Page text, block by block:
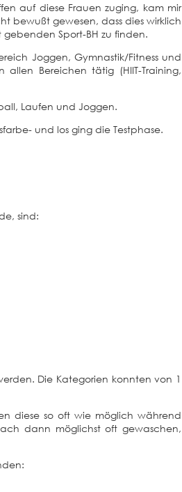
auf diese Frauen zuging, kam mir
bewußt gewesen, dass dies wirklich
gebenden Sport-BH zu finden.
Joggen, Gymnastik/Fitness und
Bereichen tätig (HIIT-Training,
Laufen und Joggen.
und los ging die Testphase.
sind:
Die Kategorien konnten von 1
diese so oft wie möglich während
dann möglichst oft gewaschen,